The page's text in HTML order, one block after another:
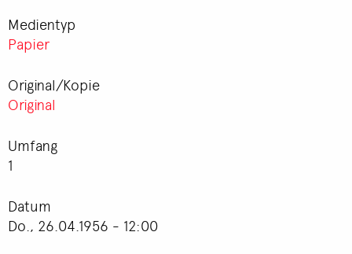
Medientyp
Papier
Original/Kopie
Original
Umfang
1
Datum
Do., 26.04.1956 - 12:00